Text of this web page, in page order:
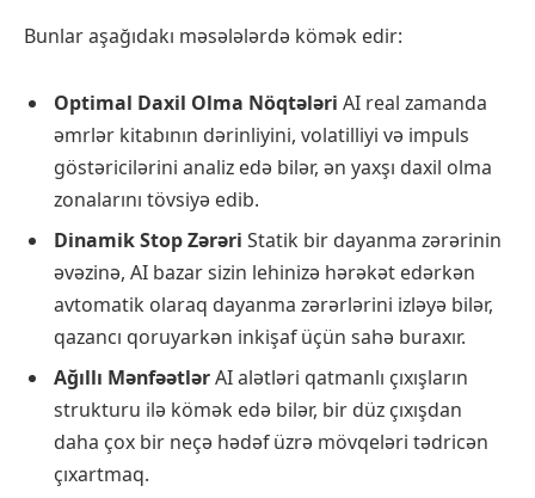
Bunlar aşağıdakı məsələlərdə kömək edir:
Optimal Daxil Olma Nöqtələri AI real zamanda
əmrlər kitabının dərinliyini, volatilliyi və impuls
göstəricilərini analiz edə bilər, ən yaxşı daxil olma
zonalarını tövsiyə edib.
Dinamik Stop Zərəri Statik bir dayanma zərərinin
əvəzinə, AI bazar sizin lehinizə hərəkət edərkən
avtomatik olaraq dayanma zərərlərini izləyə bilər,
qazancı qoruyarkən inkişaf üçün sahə buraxır.
Ağıllı MənfəətlərAI alətləri qatmanlı çıxışların
strukturu ilə kömək edə bilər, bir düz çıxışdan
daha çox bir neçə hədəf üzrə mövqeləri tədricən
çıxartmaq.